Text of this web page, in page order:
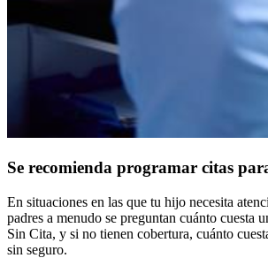
Se recomienda programar citas
En situaciones en las que tu hijo necesita
padres a menudo se preguntan cuánto cuesta
Sin Cita, y si no tienen cobertura, cuánto
sin seguro.